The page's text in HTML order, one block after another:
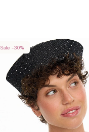
Sale -30%